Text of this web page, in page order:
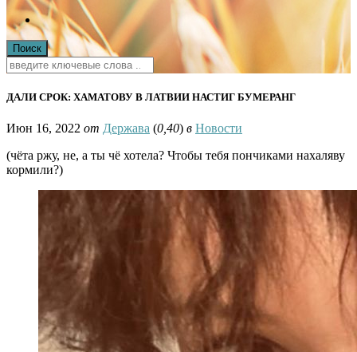
ДАЛИ СРОК: ХАМАТОВУ В ЛАТВИИ НАСТИГ БУМЕРАНГ
Июн 16, 2022 от Держава (0,40) в Новости
(чёта ржу, не, а ты чё хотела? Чтобы тебя пончиками нахаляву
кормили?)